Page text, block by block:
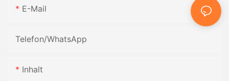
E-Mail
Telefon/WhatsApp
Inhalt